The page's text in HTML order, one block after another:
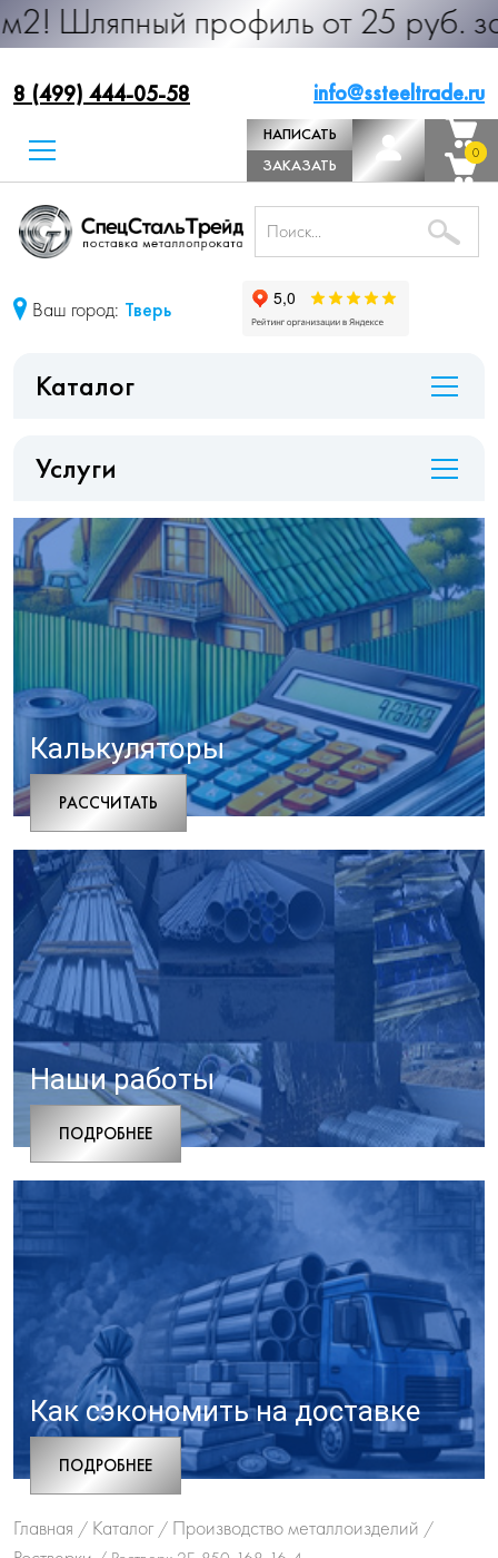
профиль от 25 руб. за м.п.
8 (499) 444-05-58 info@ssteeltrade.ru
НАПИСАТЬ
ДИРЕКТОРУ
ЗАКАЗАТЬ
ЗВОНОК
0
0
Ваш город: Тверь
Каталог
Услуги
Калькуляторы
РАCСЧИТАТЬ
Наши работы
ПОДРОБНЕЕ
Как сэкономить на доставке
ПОДРОБНЕЕ
Главная / Каталог / Производство металлоизделий /